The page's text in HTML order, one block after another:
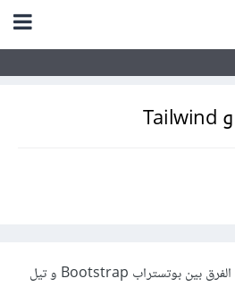
سنتحدث في هذا الفيديو عن الفرق بين بوتستراب Bootstrap و تيل